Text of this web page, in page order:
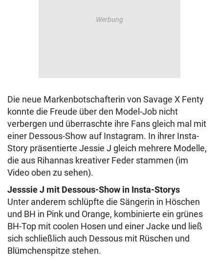
Die neue Markenbotschafterin von Savage X Fenty
konnte die Freude über den Model-Job nicht
verbergen und überraschte ihre Fans gleich mal mit
einer Dessous-Show auf Instagram. In ihrer Insta-
Story präsentierte Jessie J gleich mehrere Modelle,
die aus Rihannas kreativer Feder stammen (im
Video oben zu sehen).
Jesssie J mit Dessous-Show in Insta-Storys
Unter anderem schlüpfte die Sängerin in Höschen
und BH in Pink und Orange, kombinierte ein grünes
BH-Top mit coolen Hosen und einer Jacke und ließ
sich schließlich auch Dessous mit Rüschen und
Blümchenspitze stehen.